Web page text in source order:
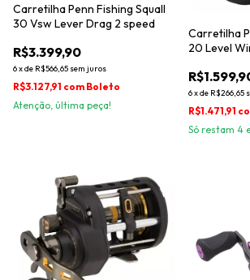
Carretilha Penn Fishing Squall
30 Vsw Lever Drag 2 speed
R$3.399,90
6xde R$566,65 sem juros
R$3.127,91 com Boleto
Atenção, última peça!
Carretilha
20 Level
6xde R$266,65
R$1.471,91
Só restam 4